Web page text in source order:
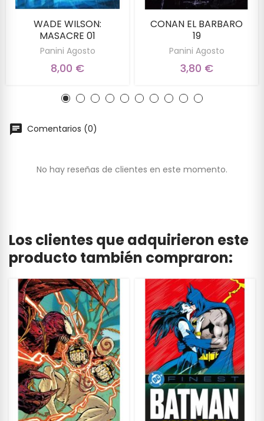
WADE WILSON:
MASACRE 01
Panini Agosto
8,00 €
CONAN EL BARBARO
19
Panini Agosto
3,80 €
Comentarios (0)
No hay reseñas de clientes en este momento.
Los clientes que adquirieron este
producto también compraron: